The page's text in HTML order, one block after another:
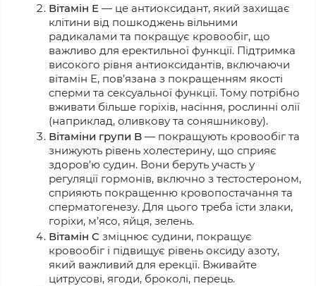
Вітамін E — це антиоксидант, який захищає
клітини від пошкоджень вільними
радикалами та покращує кровообіг, що
важливо для еректильної функції. Підтримка
високого рівня антиоксидантів, включаючи
вітамін E, пов’язана з покращенням якості
сперми та сексуальної функції. Тому потрібно
вживати більше горіхів, насіння, рослинні олії
(наприклад, оливкову та соняшникову).
Вітаміни групи B — покращують кровообіг та
знижують рівень холестерину, що сприяє
здоров’ю судин. Вони беруть участь у
регуляції гормонів, включно з тестостероном,
сприяють покращенню кровопостачання та
сперматогенезу. Для цього треба їсти злаки,
горіхи, м’ясо, яйця, зелень.
Вітамін C зміцнює судини, покращує
кровообіг і підвищує рівень оксиду азоту,
який важливий для ерекції. Вживайте
цитрусові, ягоди, броколі, перець.